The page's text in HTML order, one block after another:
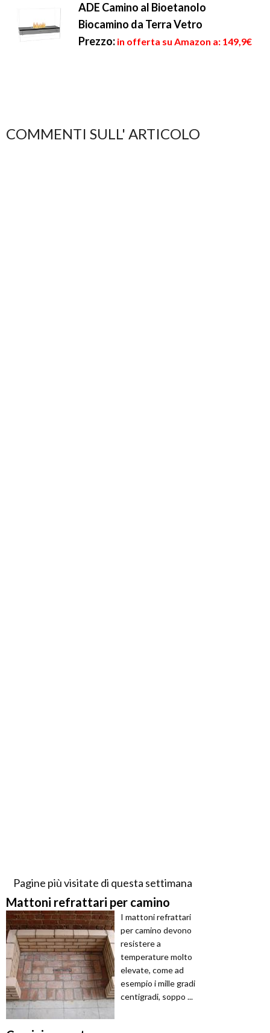
ADE Camino al Bioetanolo
Biocamino da Terra Vetro
Prezzo: in offerta su Amazon a: 149,9€
COMMENTI SULL' ARTICOLO
Pagine più visitate di questa settimana
Mattoni refrattari per camino
I mattoni refrattari
per camino devono
resistere a
temperature molto
elevate, come ad
esempio i mille gradi
centigradi, soppo ...